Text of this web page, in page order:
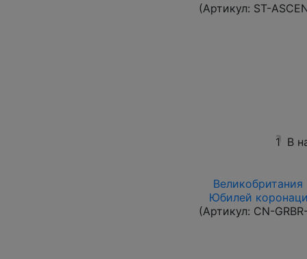
(Артикул: ST-
1 В
Юбилей
(Артикул: CN-